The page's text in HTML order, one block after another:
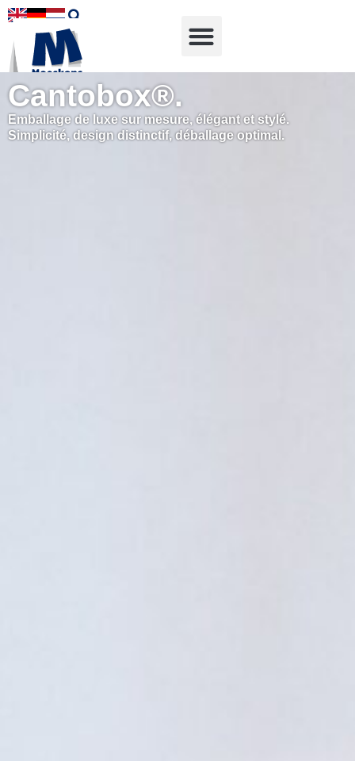
Cantobox®.
Emballage de luxe sur mesure, élégant et stylé.
Simplicité, design distinctif, déballage optimal.